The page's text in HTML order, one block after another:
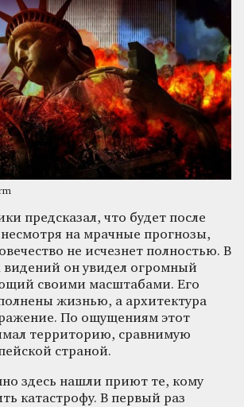
предсказал, что будет после
на мрачные прогнозы,
не исчезнет полностью. В
видений он увидел огромный
своими масштабами. Его
жизнью, а архитектура
По ощущениям этот
территорию, сравнимую
страной.
здесь нашли приют те, кому
катастрофу. В первый раз